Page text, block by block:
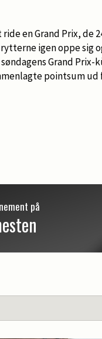
en Grand Prix, de
igen oppe sig
Grand Prix-
pointsum ud
på